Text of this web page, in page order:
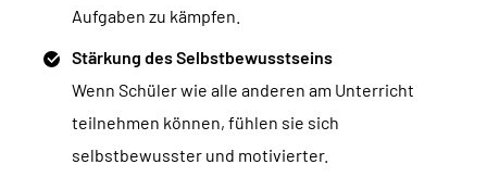
Aufgaben zu kämpfen.
Stärkung des Selbstbewusstseins
Wenn Schüler wie alle anderen am Unterricht
teilnehmen können, fühlen sie sich
selbstbewusster und motivierter.